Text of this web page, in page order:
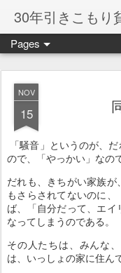
30年引きこもり
Pages
NOV
15
「騒音」というのが、
ので、「やっかい」なの
だれも、きちがい家族
もさらされてないのに
ば、「自分だって、エ
なってしまうのである。
その人たちは、みんな
は、いっしょの家に住ん